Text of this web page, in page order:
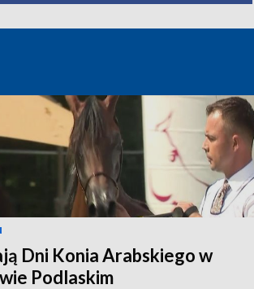
Dni Konia Arabskiego w
Podlaskim